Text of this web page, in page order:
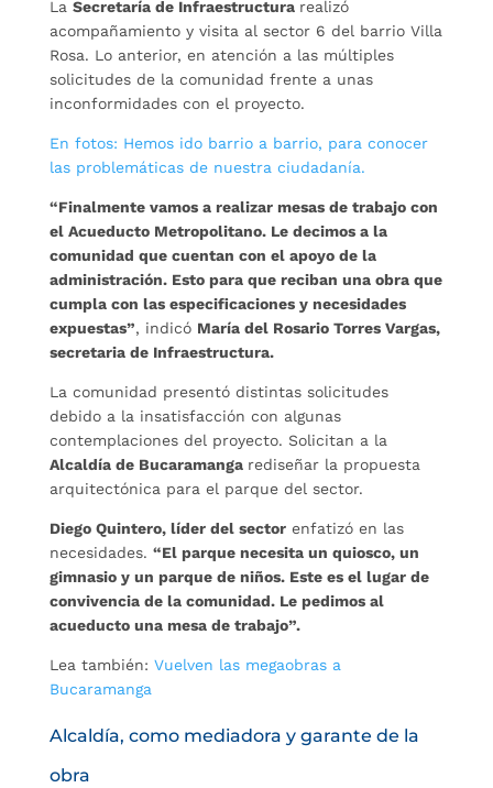
La Secretaría de Infraestructura realizó
acompañamiento y visita al sector 6 del barrio Villa
Rosa. Lo anterior, en atención a las múltiples
solicitudes de la comunidad frente a unas
inconformidades con el proyecto.
En fotos: Hemos ido barrio a barrio, para conocer
las problemáticas de nuestra ciudadanía.
“Finalmente vamos a realizar mesas de trabajo con
el Acueducto Metropolitano. Le decimos a la
comunidad que cuentan con el apoyo de la
administración. Esto para que reciban una obra que
cumpla con las especificaciones y necesidades
expuestas”, indicó María del Rosario Torres Vargas,
secretaria de Infraestructura.
La comunidad presentó distintas solicitudes
debido a la insatisfacción con algunas
contemplaciones del proyecto. Solicitan a la
Alcaldía de Bucaramanga rediseñar la propuesta
arquitectónica para el parque del sector.
Diego Quintero, líder del sectorenfatizó en las
necesidades. “El parque necesita un quiosco, un
gimnasio y un parque de niños. Este es el lugar de
convivencia de la comunidad. Le pedimos al
acueducto una mesa de trabajo”.
Lea también: Vuelven las megaobras a
Bucaramanga
Alcaldía, como mediadora y garante de la
obra